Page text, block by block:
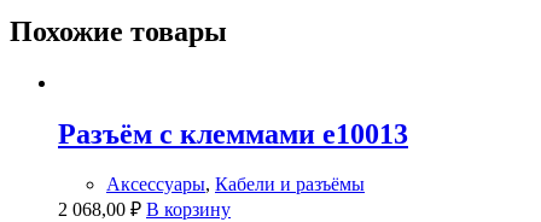
Похожие товары
Разъём с клеммами e10013
Аксессуары, Кабели и разъёмы
2 068,00 ₽ В корзину